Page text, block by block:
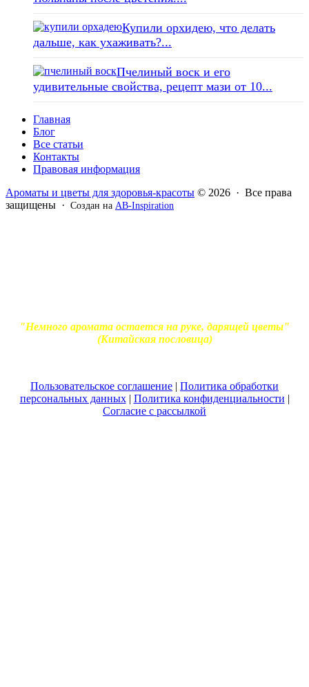
Купили орхидею, что делать
дальше, как ухаживать?...
Пчелиный воск и его
удивительные свойства, рецепт мази от 10...
Главная
Блог
Все статьи
Контакты
Правовая информация
Ароматы и цветы для здоровья-красоты © 2026 · Все права
защищены · Создан на AB-Inspiration
"Немного аромата остается на руке, дарящей цветы"
(Китайская пословица)
Пользовательское соглашение | Политика обработки
персональных данных| Политика конфиденциальности |
Согласие с рассылкой